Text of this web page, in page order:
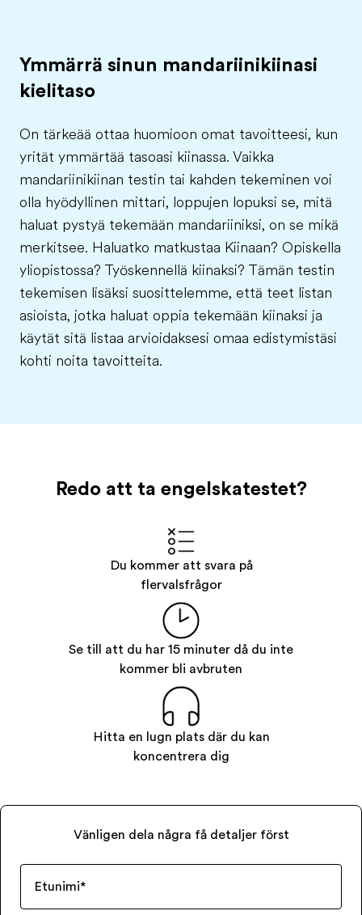
Ymmärrä sinun mandariinikiinasi
kielitaso
On tärkeää ottaa huomioon omat tavoitteesi, kun
yrität ymmärtää tasoasi kiinassa. Vaikka
mandariinikiinan testin tai kahden tekeminen voi
olla hyödyllinen mittari, loppujen lopuksi se, mitä
haluat pystyä tekemään mandariiniksi, on se mikä
merkitsee. Haluatko matkustaa Kiinaan? Opiskella
yliopistossa? Työskennellä kiinaksi? Tämän testin
tekemisen lisäksi suosittelemme, että teet listan
asioista, jotka haluat oppia tekemään kiinaksi ja
käytät sitä listaa arvioidaksesi omaa edistymistäsi
kohti noita tavoitteita.
Redo att ta engelskatestet?
Du kommer att svara på
flervalsfrågor
Se till att du har 15 minuter då du inte
kommer bli avbruten
Hitta en lugn plats där du kan
koncentrera dig
Vänligen dela några få detaljer först
Etunimi*